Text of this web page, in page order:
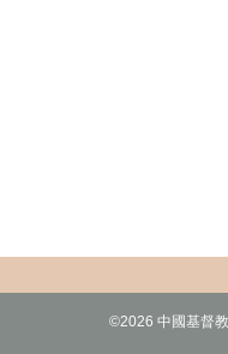
©2026 中國基督